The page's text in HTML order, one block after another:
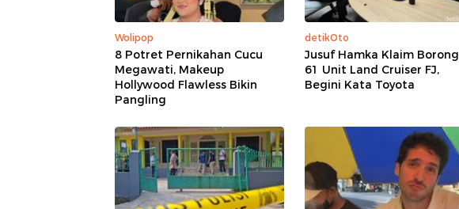
Wolipop
8 Potret Pernikahan Cucu
Megawati, Makeup
Hollywood Flawless Bikin
Pangling
detikOto
Jusuf Hamka Klaim Borong
61 Unit Land Cruiser FJ,
Begini Kata Toyota